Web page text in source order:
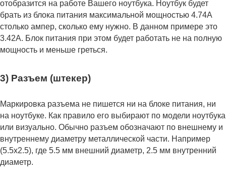
отобразится на работе Вашего ноутбука. Ноутбук будет
брать из блока питания максимальной мощностью 4.74А
столько ампер, сколько ему нужно. В данном примере это
3.42А. Блок питания при этом будет работать не на полную
мощность и меньше греться.
3) Разъем (штекер)
Маркировка разъема не пишется ни на блоке питания, ни
на ноутбуке. Как правило его выбирают по модели ноутбука
или визуально. Обычно разъем обозначают по внешнему и
внутреннему диаметру металлической части. Например
(5.5x2.5), где 5.5 мм внешний диаметр, 2.5 мм внутренний
диаметр.